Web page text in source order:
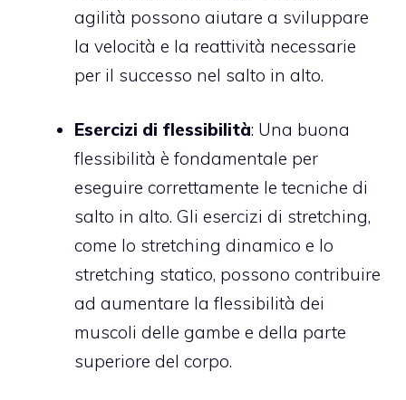
agilità possono aiutare a sviluppare
la velocità e la reattività necessarie
per il successo nel salto in alto.
Esercizi di flessibilità: Una buona
flessibilità è fondamentale per
eseguire correttamente le tecniche di
salto in alto. Gli esercizi di stretching,
come lo stretching dinamico e lo
stretching statico, possono contribuire
ad aumentare la flessibilità dei
muscoli delle gambe e della parte
superiore del corpo.